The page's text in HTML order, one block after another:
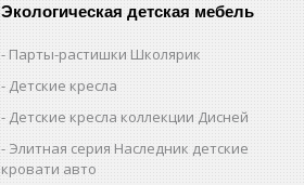
Экологическая детская мебель
Парты-растишки Школярик
Детские кресла
Детские кресла коллекции Дисней
Элитная серия Наследник детские
кровати авто